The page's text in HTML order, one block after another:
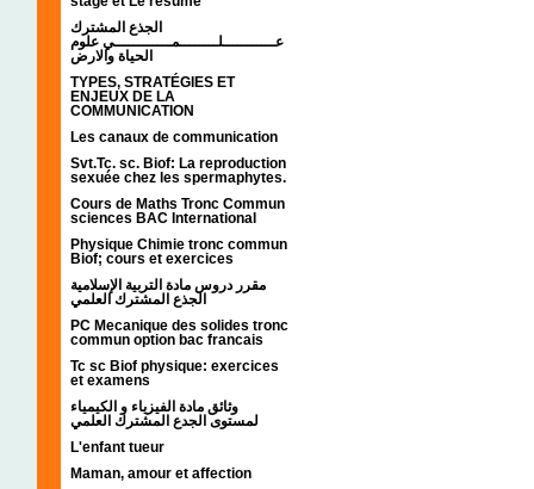
الجذع المشترك
عـــــــــــلــــــــمــــــــــــي علوم
الحياة والارض
TYPES, STRATÉGIES ET
ENJEUX DE LA
COMMUNICATION
Les canaux de communication
Svt.Tc. sc. Biof: La reproduction
sexuée chez les spermaphytes.
Cours de Maths Tronc Commun
sciences BAC International
Physique Chimie tronc commun
Biof; cours et exercices
مقرر دروس مادة التربية الإسلامية
الجذع المشترك العلمي
PC Mecanique des solides tronc
commun option bac francais
Tc sc Biof physique: exercices
et examens
وثائق مادة الفيزياء و الكيمياء
L'enfant tueur
Maman, amour et affection